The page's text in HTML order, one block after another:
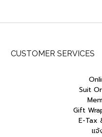
CUSTOMER SERVICES
Suit
Gift
E-Tax
แจ้